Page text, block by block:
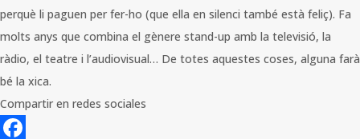
perquè li paguen per fer-ho (que ella en silenci també està feliç). Fa
molts anys que combina el gènere stand-up amb la televisió, la
ràdio, el teatre i l’audiovisual… De totes aquestes coses, alguna farà
bé la xica.
Compartir en redes sociales